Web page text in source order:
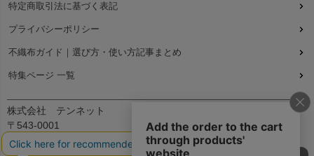
特定商取引法に基づく表記
プライバシーポリシー
不織布ガイド｜選び方・使い方記事まとめ
特集ページ 一覧
株式会社 テンネット
〒543-0001
大阪府大阪市天王寺区上本町7丁目2-23-5B2